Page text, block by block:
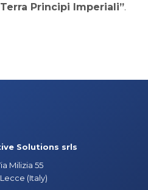
Principi Imperiali”.
Solutions srls
Milizia 55
(Italy)